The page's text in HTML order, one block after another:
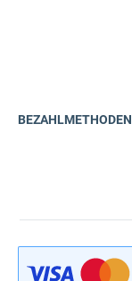
BEZAHLMETHODEN